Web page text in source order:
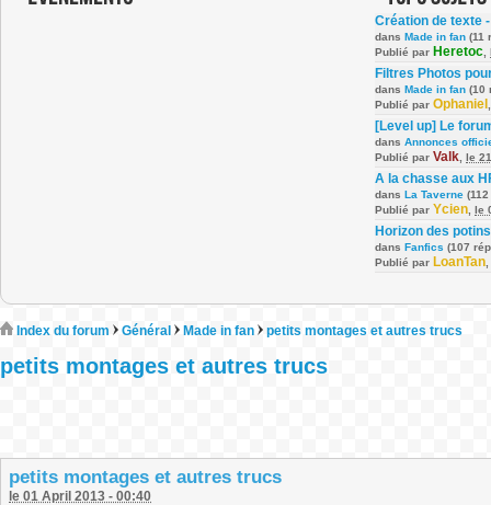
Création de texte
dans Made in fan (11
Publié par Heretoc
Filtres Photos
dans Made in fan (10
Publié par Ophaniel
[Level up] Le
dans Annonces
Publié par Valk le
A la chasse aux
dans La Taverne
Publié par Ycien le
Horizon des potins
dans Fanfics (107
Publié par LoanTan
Index du forum Général Made in fan petits montages et autres trucs
petits montages et autres trucs
petits montages et autres trucs
le 01 April 2013 - 00:40